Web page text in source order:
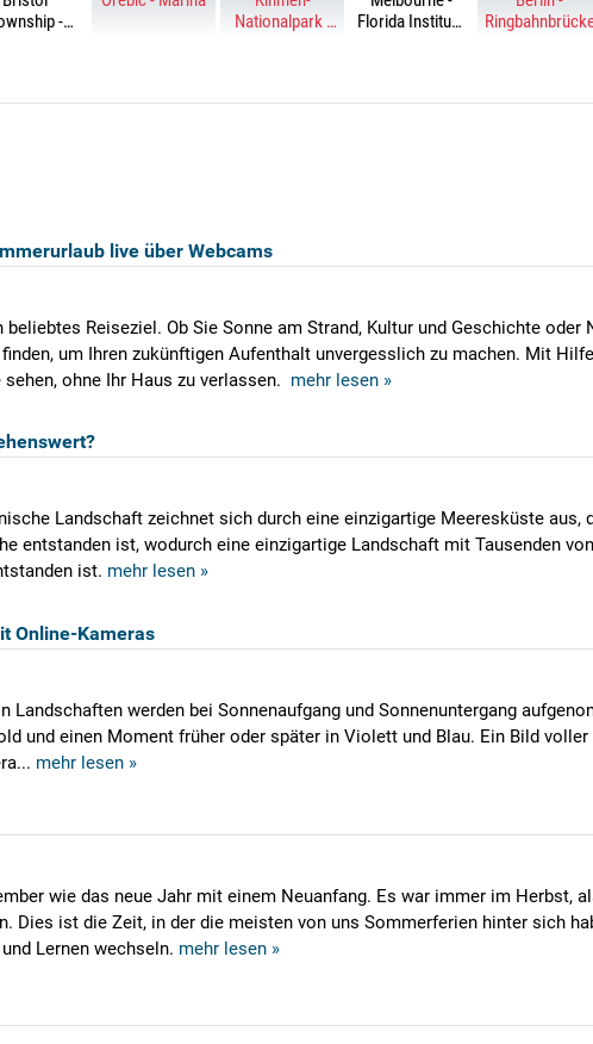
-
Nationalpark -
Florida Institute
Ringbahnbrücke
live über Webcams
Reiseziel. Ob Sie Sonne am Strand, Kultur und Geschichte oder
um Ihren zukünftigen Aufenthalt unvergesslich zu machen. Mit
ohne Ihr Haus zu verlassen. mehr lesen »
Landschaft zeichnet sich durch eine einzigartige Meeresküste aus,
entstanden ist, wodurch eine einzigartige Landschaft mit Tausenden
ist. mehr lesen »
Online-Kameras
Landschaften werden bei Sonnenaufgang und Sonnenuntergang
und einen Moment früher oder später in Violett und Blau. Ein Bild
mehr lesen »
wie das neue Jahr mit einem Neuanfang. Es war immer im Herbst,
Dies ist die Zeit, in der die meisten von uns Sommerferien hinter sich
Lernen wechseln. mehr lesen »